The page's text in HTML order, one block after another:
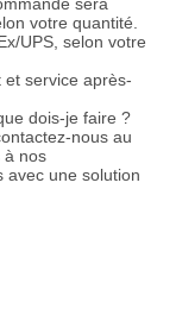
sera
votre quantité.
UPS, selon votre
service après-
dois-je faire ?
nous au
à nos
avec une solution